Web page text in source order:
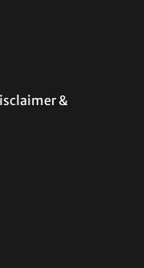
&